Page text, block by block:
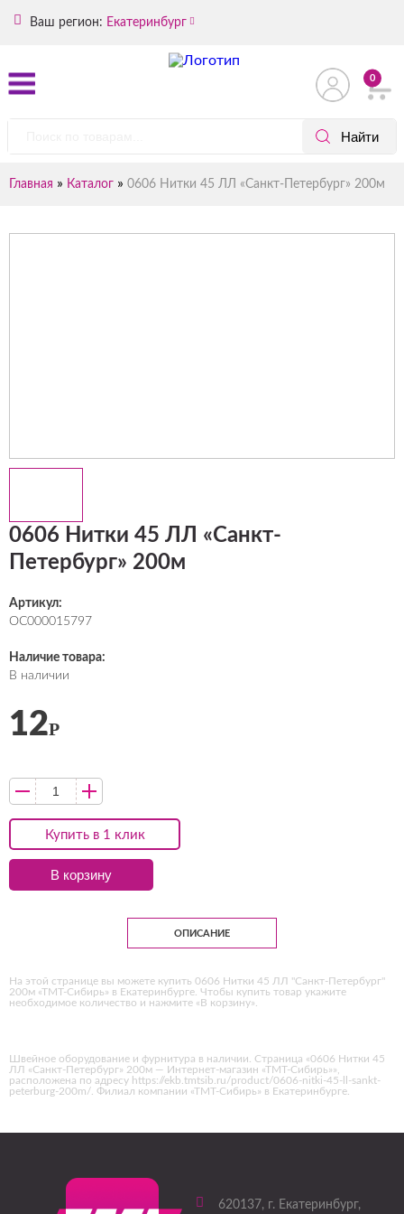
Ваш регион: Екатеринбург
0
Главная » Каталог » 0606 Нитки 45 ЛЛ «Санкт-Петербург» 200м
0606 Нитки 45 ЛЛ «Санкт-
Петербург» 200м
Артикул:
ОС000015797
Наличие товара:
В наличии
Купить в 1 клик
12Р
В корзину
ОПИСАНИЕ
На этой странице вы можете купить 0606 Нитки 45 ЛЛ "Санкт-Петербург"
200м «ТМТ-Сибирь» в Екатеринбурге. Чтобы купить товар укажите
необходимое количество и нажмите «В корзину».
Швейное оборудование и фурнитура в наличии. Страница «0606 Нитки 45
ЛЛ «Санкт-Петербург» 200м — Интернет-магазин «ТМТ-Сибирь»»,
расположена по адресу https://ekb.tmtsib.ru/product/0606-nitki-45-ll-sankt-
peterburg-200m/. Филиал компании «ТМТ-Сибирь» в Екатеринбурге.
620137, г. Екатеринбург,